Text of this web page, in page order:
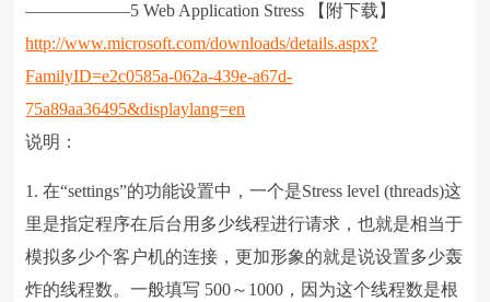
——————5 Web Application Stress 【附下载】
http://www.microsoft.com/downloads/details.aspx?
FamilyID=e2c0585a-062a-439e-a67d-
75a89aa36495&displaylang=en
说明：
1. 在“settings”的功能设置中，一个是Stress level (threads)这
里是指定程序在后台用多少线程进行请求，也就是相当于
模拟多少个客户机的连接，更加形象的就是说设置多少轰
炸的线程数。一般填写 500～1000，因为这个线程数是根